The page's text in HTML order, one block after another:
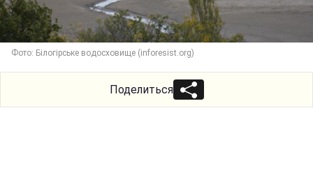
Фото: Білогірське водосховище (inforesist.org)
Поделиться